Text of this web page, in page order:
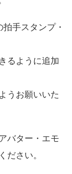
手スタンプ・
るように追加
うお願いいた
バター・エモ
ださい。